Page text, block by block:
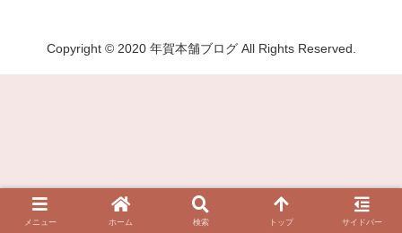
Copyright © 2020 年賀本舗ブログ All Rights Reserved.
メニュー ホーム 検索 トップ サイドバー